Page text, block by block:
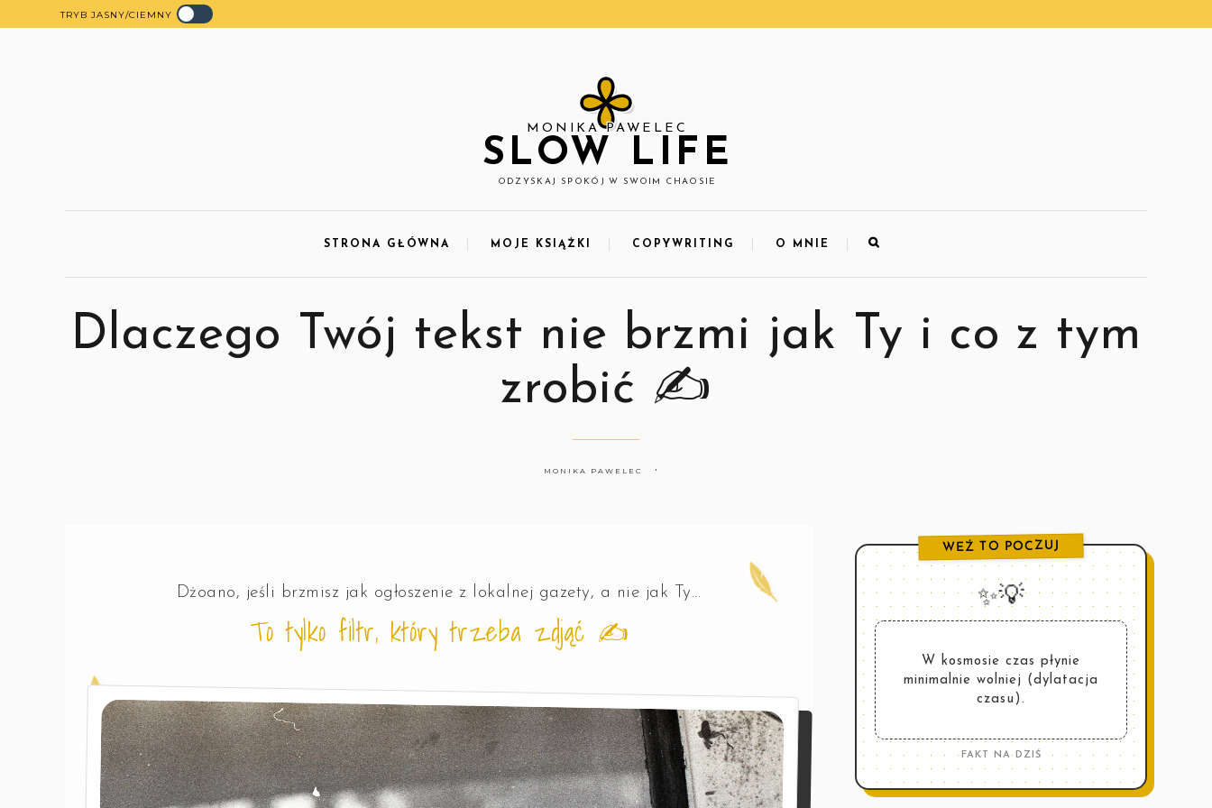
TRYB JASNY/CIEMNY
MONIKA PAWELEC
SLOW LIFE
ODZYSKAJ SPOKÓJ W SWOIM CHAOSIE
STRONA GŁÓWNA MOJE KSIĄŻKI COPYWRITING O MNIE
Dlaczego Twój tekst nie brzmi jak Ty i co z tym
zrobić ✍️
MONIKA PAWELEC
🪶
🪶
🪶
🪶
🪶
🪶
🪶
Dżoano, jeśli brzmisz jak ogłoszenie z lokalnej gazety, a nie jak Ty...
To tylko filtr, który trzeba zdjąć ✍️
WEŹ TO POCZUJ
✨💡
W kosmosie czas płynie
minimalnie wolniej (dylatacja
czasu).
FAKT NA DZIŚ